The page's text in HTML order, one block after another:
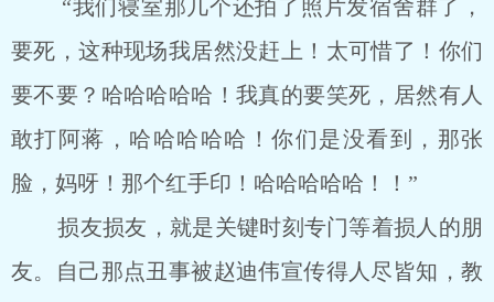
“我们寝室那几个还拍了照片发宿舍群了，
要死，这种现场我居然没赶上！太可惜了！你们
要不要？哈哈哈哈哈！我真的要笑死，居然有人
敢打阿蒋，哈哈哈哈哈！你们是没看到，那张
脸，妈呀！那个红手印！哈哈哈哈哈！！”
损友损友，就是关键时刻专门等着损人的朋
友。自己那点丑事被赵迪伟宣传得人尽皆知，教